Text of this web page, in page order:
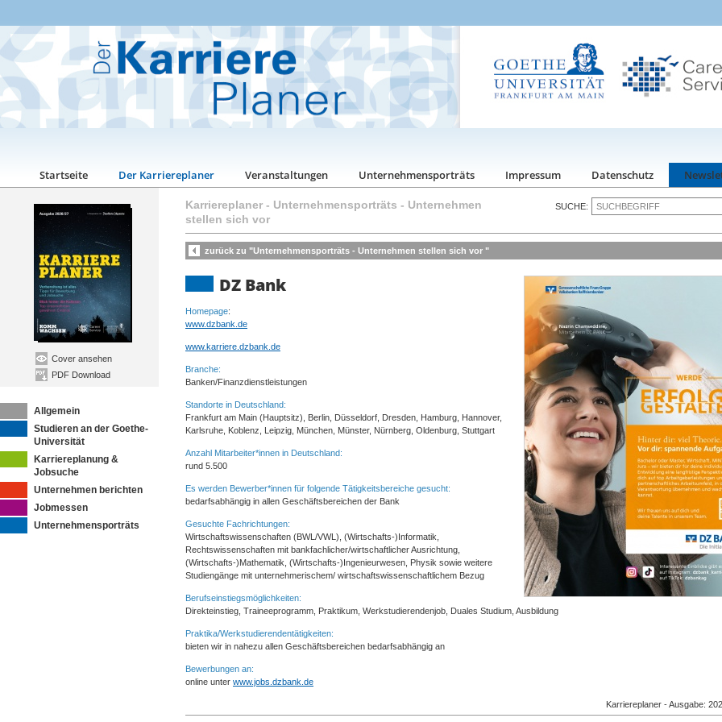
Startseite Der Karriereplaner Veranstaltungen Unternehmensporträts Impressum Datenschutz
Cover ansehen
PDF Download
Allgemein
Studieren an der Goethe-
Universität
Karriereplanung &
Jobsuche
Unternehmen berichten
Jobmessen
Unternehmensporträts
SUCHE:
Karriereplaner - Unternehmensporträts - Unternehmen
stellen sich vor
zurück zu "Unternehmensporträts - Unternehmen stellen sich vor "
DZ Bank
Homepage:
www.dzbank.de
www.karriere.dzbank.de
Branche:
Banken/Finanzdienstleistungen
Standorte in Deutschland:
Frankfurt am Main (Hauptsitz), Berlin, Düsseldorf, Dresden, Hamburg, Hannover,
Karlsruhe, Koblenz, Leipzig, München, Münster, Nürnberg, Oldenburg, Stuttgart
Anzahl Mitarbeiter*innen in Deutschland:
rund 5.500
Es werden Bewerber*innen für folgende Tätigkeitsbereiche gesucht:
bedarfsabhängig in allen Geschäftsbereichen der Bank
Gesuchte Fachrichtungen:
Wirtschaftswissenschaften (BWL/VWL), (Wirtschafts-)Informatik,
Rechtswissenschaften mit bankfachlicher/wirtschaftlicher Ausrichtung,
(Wirtschafts-)Mathematik, (Wirtschafts-)Ingenieurwesen, Physik sowie weitere
Studiengänge mit unternehmerischem/ wirtschaftswissenschaftlichem Bezug
Berufseinstiegsmöglichkeiten:
Direkteinstieg, Traineeprogramm, Praktikum, Werkstudierendenjob, Duales Studium, Ausbildung
Praktika/Werkstudierendentätigkeiten:
bieten wir in nahezu allen Geschäftsbereichen bedarfsabhängig an
Bewerbungen an:
online unter www.jobs.dzbank.de
Karriereplaner - Ausgabe: